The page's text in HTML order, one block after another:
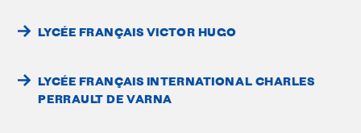
LYCÉE FRANÇAIS VICTOR HUGO
LYCÉE FRANÇAIS INTERNATIONAL CHARLES
PERRAULT DE VARNA